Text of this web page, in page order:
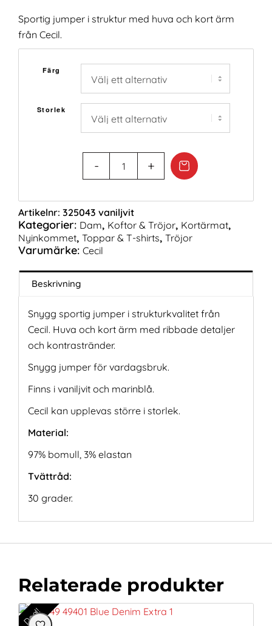
Sportig jumper i struktur med huva och kort ärm
från Cecil.
Färg
Storlek
Artikelnr: 325043 vaniljvit
Kategorier: Dam, Koftor & Tröjor, Kortärmat,
Nyinkommet, Toppar & T-shirts, Tröjor
Varumärke: Cecil
Beskrivning
Snygg sportig jumper i strukturkvalitet från
Cecil. Huva och kort ärm med ribbade detaljer
och kontrastränder.
Snygg jumper för vardagsbruk.
Finns i vaniljvit och marinblå.
Cecil kan upplevas större i storlek.
Material:
97% bomull, 3% elastan
Tvättråd:
30 grader.
Relaterade produkter
Deal!